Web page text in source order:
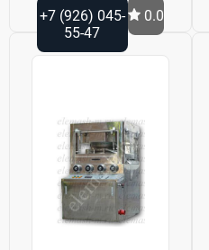
+7 (926) 045-
55-47
0.0